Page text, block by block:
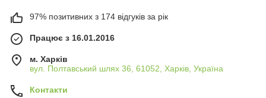
97% позитивних з 174 відгуків за рік
Працює з 16.01.2016
м. Харків
вул. Полтавський шлях 36, 61052, Харків, Україна
Контакти